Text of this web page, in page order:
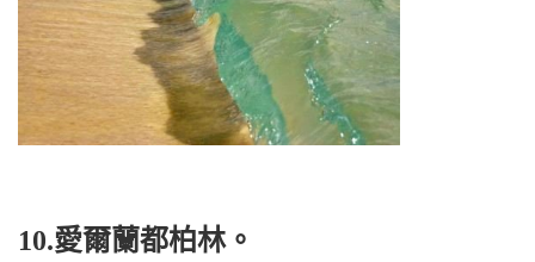
10.愛爾蘭都柏林。